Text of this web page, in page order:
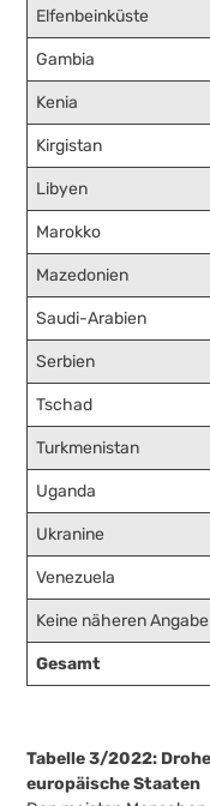
Elfenbeinküste
Gambia
Kenia
Kirgistan
Libyen
Marokko
Mazedonien
Saudi-Arabien
Serbien
Tschad
Turkmenistan
Uganda
Ukranine
Venezuela
Keine näheren
Gesamt
Tabelle 3/2022:
europäische Staaten